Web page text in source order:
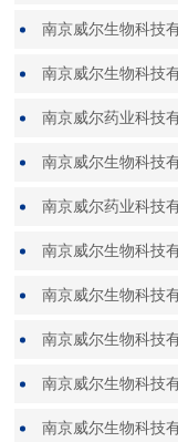
南京威尔生物科技有限公司自行
南京威尔生物科技有限公司自行
南京威尔药业科技有限
南京威尔生物科技有限
南京威尔药业科技有限
南京威尔生物科技有限公司自行
南京威尔生物科技有限公司自行
南京威尔生物科技有限
南京威尔生物科技有限公司自行
南京威尔生物科技有限公